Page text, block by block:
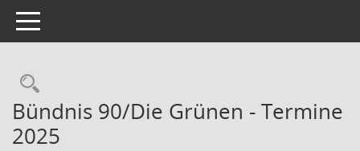
Toggle navigation
Rechercheauswahl
Bündnis 90/Die Grünen - Termine
2025